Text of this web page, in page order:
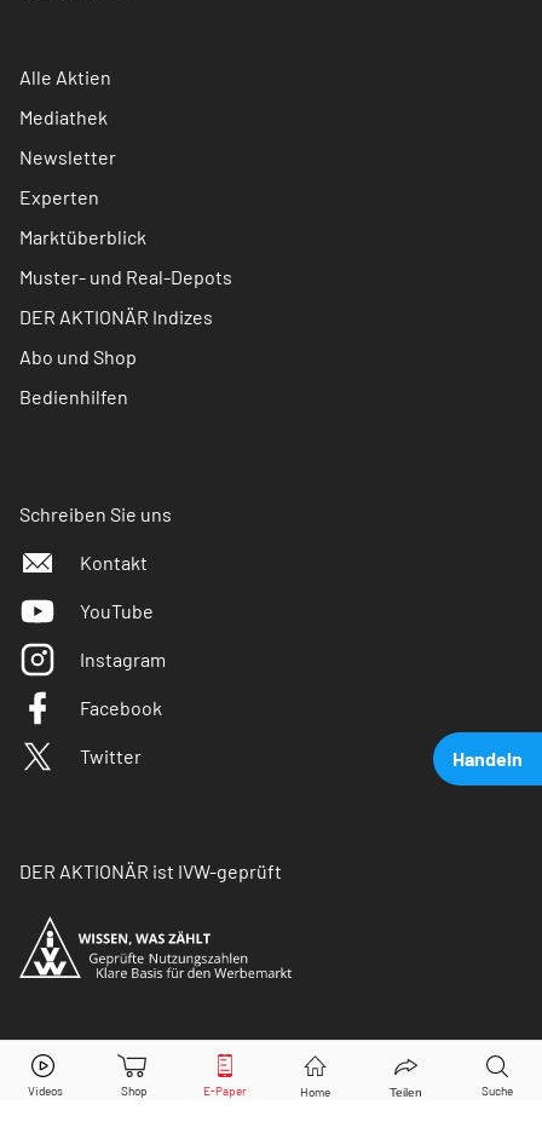
Handeln
Tesla Aktie jetzt handeln?
Alle Aktien
Mediathek
Newsletter
Experten
Marktüberblick
Muster- und Real-Depots
DER AKTIONÄR Indizes
Abo und Shop
Bedienhilfen
Schreiben Sie uns
Kontakt
YouTube
Instagram
Facebook
Twitter
DER AKTIONÄR ist IVW-geprüft
© Copyright 2026 Börsenmedien AG. Alle Rechte